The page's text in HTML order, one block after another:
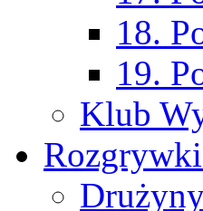
18.
19.
Klub